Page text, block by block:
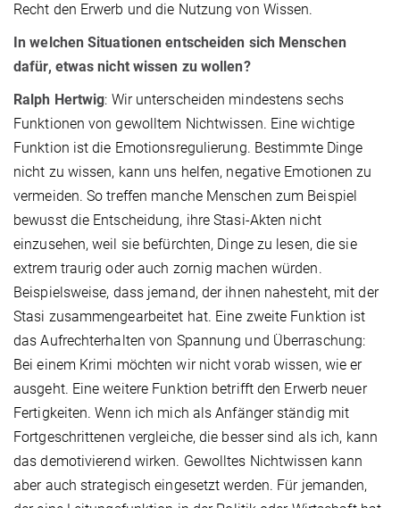
Recht den Erwerb und die Nutzung von Wissen.
In welchen Situationen entscheiden sich Menschen
dafür, etwas nicht wissen zu wollen?
Ralph Hertwig: Wir unterscheiden mindestens sechs
Funktionen von gewolltem Nichtwissen. Eine wichtige
Funktion ist die Emotionsregulierung. Bestimmte Dinge
nicht zu wissen, kann uns helfen, negative Emotionen zu
vermeiden. So treffen manche Menschen zum Beispiel
bewusst die Entscheidung, ihre Stasi-Akten nicht
einzusehen, weil sie befürchten, Dinge zu lesen, die sie
extrem traurig oder auch zornig machen würden.
Beispielsweise, dass jemand, der ihnen nahesteht, mit der
Stasi zusammengearbeitet hat. Eine zweite Funktion ist
das Aufrechterhalten von Spannung und Überraschung:
Bei einem Krimi möchten wir nicht vorab wissen, wie er
ausgeht. Eine weitere Funktion betrifft den Erwerb neuer
Fertigkeiten. Wenn ich mich als Anfänger ständig mit
Fortgeschrittenen vergleiche, die besser sind als ich, kann
das demotivierend wirken. Gewolltes Nichtwissen kann
aber auch strategisch eingesetzt werden. Für jemanden,